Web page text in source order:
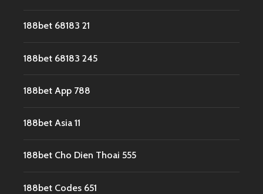
188bet 68183 21
188bet 68183 245
188bet App 788
188bet Asia 11
188bet Cho Dien Thoai 555
188bet Codes 651